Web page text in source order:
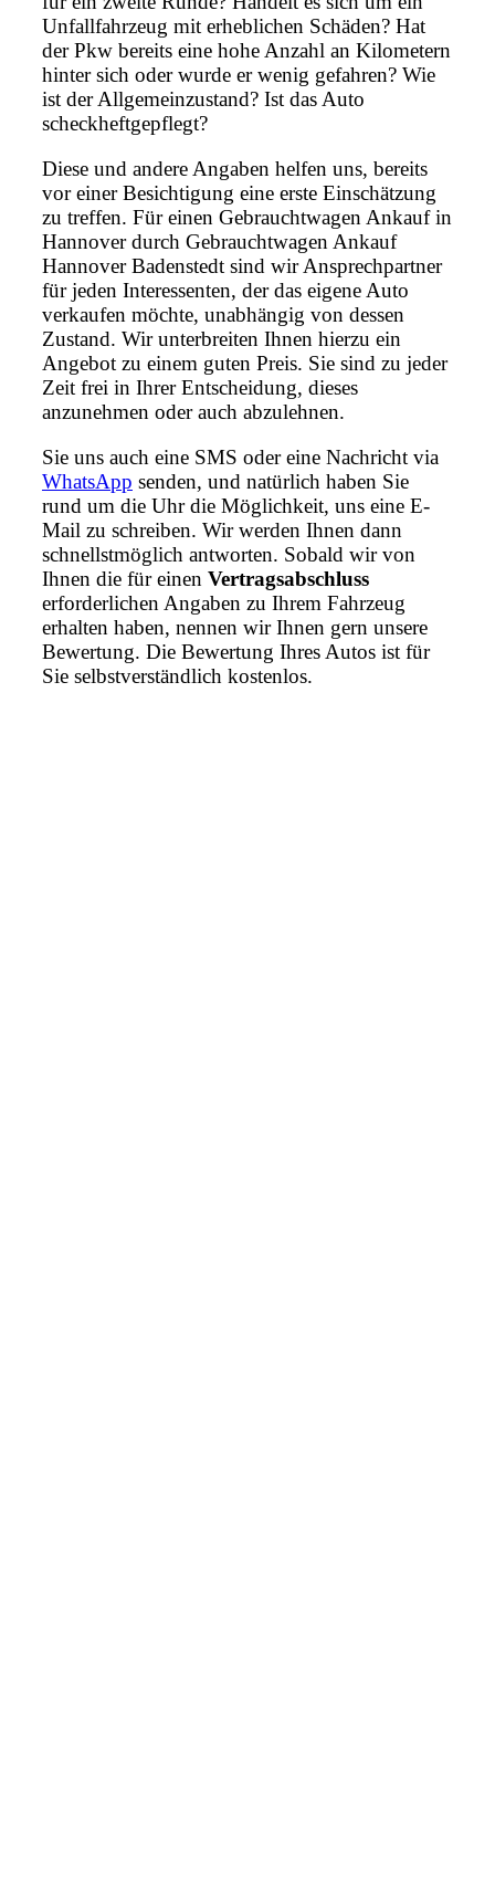
Unfallfahrzeug mit erheblichen Schäden? Hat
der Pkw bereits eine hohe Anzahl an Kilometern
hinter sich oder wurde er wenig gefahren? Wie
ist der Allgemeinzustand? Ist das Auto
scheckheftgepflegt?
Diese und andere Angaben helfen uns, bereits
vor einer Besichtigung eine erste Einschätzung
zu treffen. Für einen Gebrauchtwagen Ankauf in
Hannover durch Gebrauchtwagen Ankauf
Hannover Badenstedt sind wir Ansprechpartner
für jeden Interessenten, der das eigene Auto
verkaufen möchte, unabhängig von dessen
Zustand. Wir unterbreiten Ihnen hierzu ein
Angebot zu einem guten Preis. Sie sind zu jeder
Zeit frei in Ihrer Entscheidung, dieses
anzunehmen oder auch abzulehnen.
Sie uns auch eine SMS oder eine Nachricht via
WhatsApp senden, und natürlich haben Sie
rund um die Uhr die Möglichkeit, uns eine E-
Mail zu schreiben. Wir werden Ihnen dann
schnellstmöglich antworten. Sobald wir von
Ihnen die für einen Vertragsabschluss
erforderlichen Angaben zu Ihrem Fahrzeug
erhalten haben, nennen wir Ihnen gern unsere
Bewertung. Die Bewertung Ihres Autos ist für
Sie selbstverständlich kostenlos.